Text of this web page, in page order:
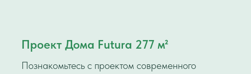
Проект Дома Futura 277 м²
Познакомьтесь с проектом современного